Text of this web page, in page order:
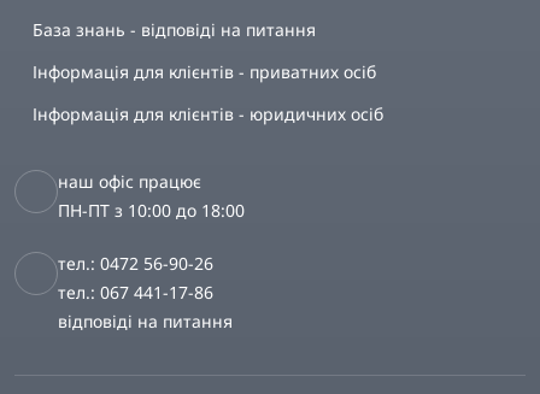
База знань - відповіді на питання
Інформація для клієнтів - приватних осіб
Інформація для клієнтів - юридичних осіб
наш офіс працює
ПН-ПТ з 10:00 до 18:00
тел.: 0472 56-90-26
тел.: 067 441-17-86
відповіді на питання